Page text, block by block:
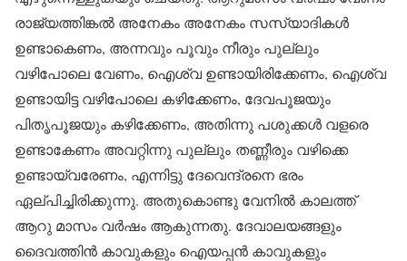
രാജ്യത്തിങ്കൽ അനേകം അനേകം സസ്യാദികൾ
ഉണ്ടാകെണം, അന്നവും പൂവും നീരും പുല്ലും
വഴിപോലെ വേണം, ഐശ്വ ഉണ്ടായിരിക്കേണം, ഐശ്വ
ഉണ്ടായിട്ട വഴിപോലെ കഴിക്കേണം, ദേവപൂജയും
പിതൃപൂജയും കഴിക്കേണം, അതിന്നു പശുക്കൾ വളരെ
ഉണ്ടാകേണം അവറ്റിന്നു പുല്ലും തണ്ണീരും വഴിക്കെ
ഉണ്ടായ്‌വരേണം, എന്നിട്ടു ദേവെന്ദ്രനെ ഭരം
ഏല്പിച്ചിരിക്കുന്നു. അതുകൊണ്ടു വേനിൽ കാലത്ത്
ആറു മാസം വർഷം ആകുന്നതു. ദേവാലയങ്ങളും
ദൈവത്തിൻ കാവുകളും ഐയപ്പൻ കാവുകളും